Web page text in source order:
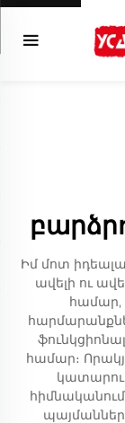
Իմ մոտ
ավելի ու
համար։